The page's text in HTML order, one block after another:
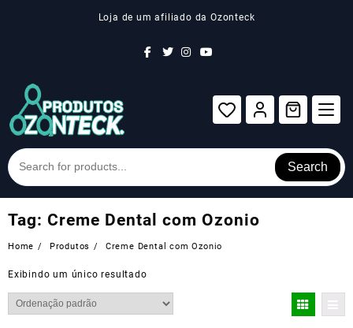
Loja de um afiliado da Ozonteck
Search
Tag: Creme Dental com Ozonio
Home Produtos Creme Dental com Ozonio
Exibindo um único resultado